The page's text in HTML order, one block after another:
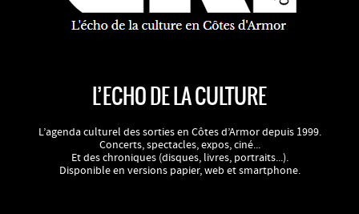
L’ECHO DE LA CULTURE
L’agenda culturel des sorties en Côtes d’Armor depuis 1999.
Concerts, spectacles, expos, ciné...
Et des chroniques (disques, livres, portraits...).
Disponible en versions papier, web et smartphone.